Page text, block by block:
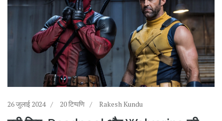
26 जुलाई 2024 20 टिप्पणि Rakesh Kundu